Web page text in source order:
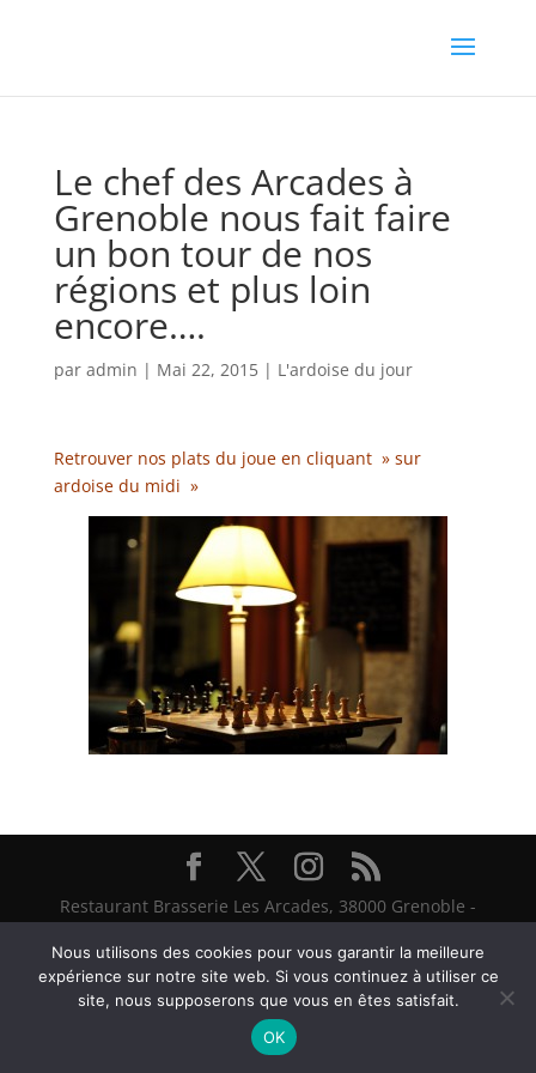
Le chef des Arcades à
Grenoble nous fait faire
un bon tour de nos
régions et plus loin
encore….
par admin | Mai 22, 2015| L'ardoise du jour
Retrouver nos plats du joue en cliquant » sur
ardoise du midi »
Restaurant Brasserie Les Arcades, 38000 Grenoble -
Nous utilisons des cookies pour vous garantir la meilleure
expérience sur notre site web. Si vous continuez à utiliser ce
site, nous supposerons que vous en êtes satisfait.
OK